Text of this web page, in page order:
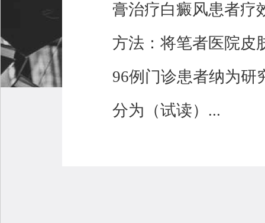
膏治疗白癜风患者疗
方法：将笔者医院皮
96例门诊患者纳为研
分为（试读）...